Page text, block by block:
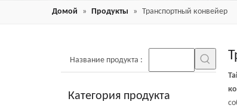
Домой » Продукты » Транспортный конвейер
Название продукта :
Категория продукта